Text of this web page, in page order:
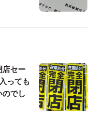
店セー
っても
でし